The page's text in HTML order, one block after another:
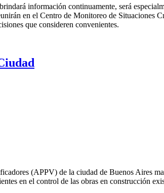
información continuamente, será
en el Centro de Monitoreo de Situaciones
que consideren convenientes.
(APPV) de la ciudad de Buenos Aires
en el control de las obras en construcción